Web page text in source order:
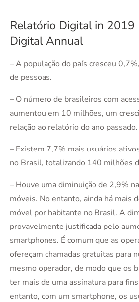
Relatório Digital in 2019
Digital Annual
– A população do país cresceu
de pessoas.
– O número de brasileiros com
aumentou em 10 milhões, um
relação ao relatório do ano passado.
– Existem 7,7% mais usuários
no Brasil, totalizando 140 milhões
– Houve uma diminuição de 2,9%
móveis. No entanto, ainda há mais
móvel por habitante no Brasil. A
provavelmente justificada pelo
smartphones. É comum que as
ofereçam chamadas gratuitas para
mesmo operador, de modo que os
ter mais de uma assinatura para
entanto, com um smartphone, os